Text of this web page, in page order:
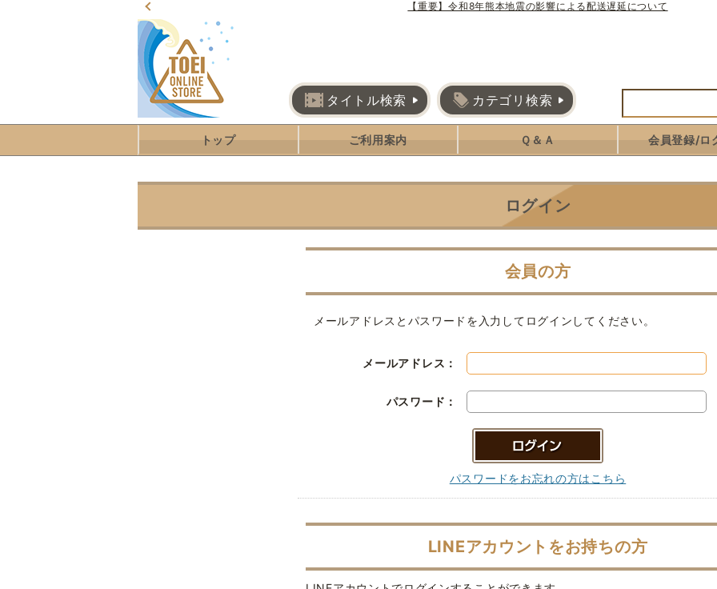
【重要】令和8年熊本地震の影響による配送遅延について
タイトル検索 カテゴリ検索
トップ ご利用案内 Ｑ＆Ａ 会員登録/ロ
ログイン
会員の方
メールアドレスとパスワードを入力してログインしてください。
メールアドレス：
パスワード：
パスワードをお忘れの方はこちら
LINEアカウントをお持ちの方